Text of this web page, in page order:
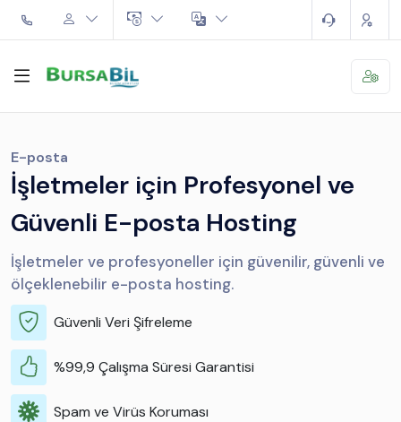
E-posta
İşletmeler için Profesyonel ve
Güvenli E-posta Hosting
İşletmeler ve profesyoneller için güvenilir, güvenli ve
ölçeklenebilir e-posta hosting.
Güvenli Veri Şifreleme
%99,9 Çalışma Süresi Garantisi
Spam ve Virüs Koruması